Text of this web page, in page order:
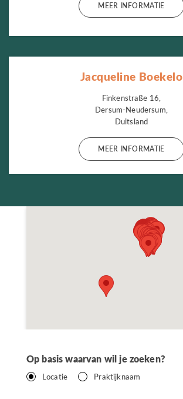
MEER INFORMATIE
Jacqueline Boekelo
Finkenstraße 16,
Dersum-Neudersum,
Duitsland
MEER INFORMATIE
Op basis waarvan wil je zoeken?
Locatie Praktijknaam